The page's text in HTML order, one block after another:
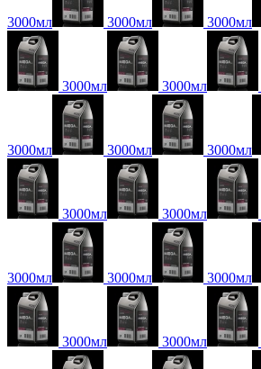
3000мл 3000мл 3000мл
3000мл 3000мл
3000мл 3000мл 3000мл
3000мл 3000мл
3000мл 3000мл 3000мл
3000мл 3000мл